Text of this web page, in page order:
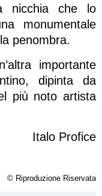
nicchia che lo
monumentale
penombra.
importante
dipinta da
più noto artista
Italo Profice
© Riproduzione Riservata